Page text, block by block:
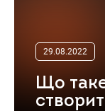
29.08.2022
Що